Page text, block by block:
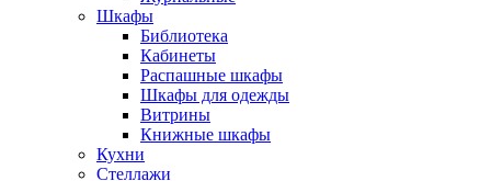
Шкафы
Библиотека
Кабинеты
Распашные шкафы
Шкафы для одежды
Витрины
Книжные шкафы
Кухни
Стеллажи